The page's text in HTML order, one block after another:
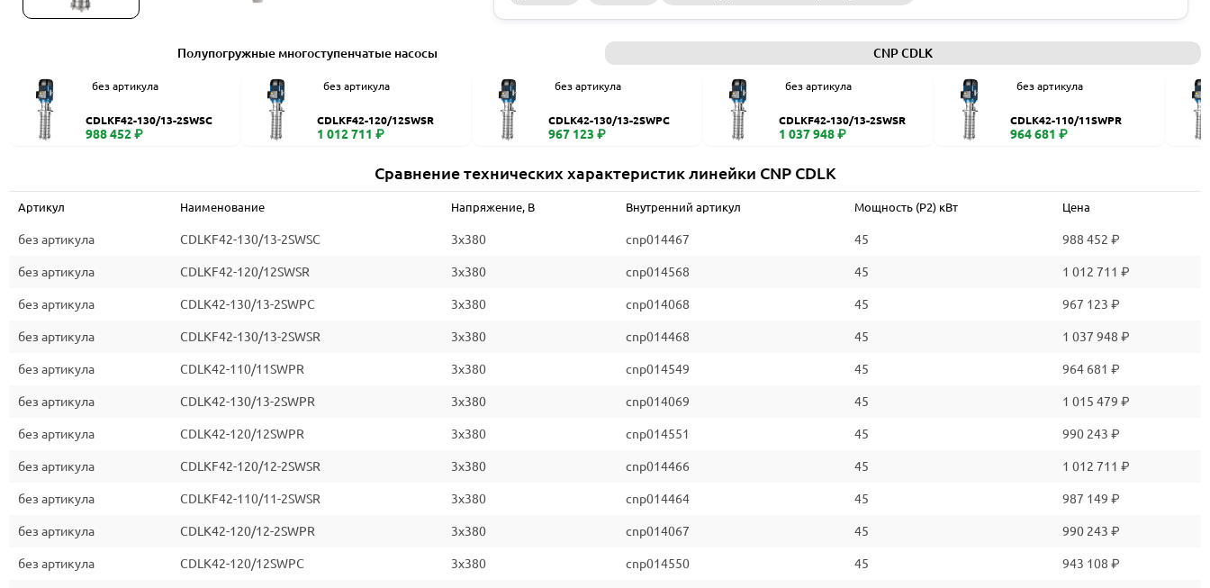
Полупогружные многоступенчатые насосы CNP CDLK
без артикула
CDLKF42-130/13-2SWSC
988 452 ₽
без артикула
CDLKF42-120/12SWSR
1 012 711 ₽
без артикула
CDLK42-130/13-2SWPC
967 123 ₽
без артикула
CDLKF42-130/13-2SWSR
1 037 948 ₽
без артикула
CDLK42-110/11SWPR
964 681 ₽
Сравнение технических характеристик линейки CNP CDLK
Артикул Наименование Напряжение, В Внутренний артикул Мощность (P2) кВт Цена
без артикула CDLKF42-130/13-2SWSC 3x380 cnp014467 45 988 452 ₽
без артикула CDLKF42-120/12SWSR 3x380 cnp014568 45 1 012 711 ₽
без артикула CDLK42-130/13-2SWPC 3x380 cnp014068 45 967 123 ₽
без артикула CDLKF42-130/13-2SWSR 3x380 cnp014468 45 1 037 948 ₽
без артикула CDLK42-110/11SWPR 3x380 cnp014549 45 964 681 ₽
без артикула CDLK42-130/13-2SWPR 3x380 cnp014069 45 1 015 479 ₽
без артикула CDLK42-120/12SWPR 3x380 cnp014551 45 990 243 ₽
без артикула CDLKF42-120/12-2SWSR 3x380 cnp014466 45 1 012 711 ₽
без артикула CDLKF42-110/11-2SWSR 3x380 cnp014464 45 987 149 ₽
без артикула CDLK42-120/12-2SWPR 3x380 cnp014067 45 990 243 ₽
без артикула CDLK42-120/12SWPC 3x380 cnp014550 45 943 108 ₽